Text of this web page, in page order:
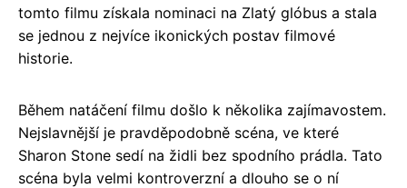
tomto filmu získala nominaci na Zlatý glóbus a stala
se jednou z nejvíce ikonických postav filmové
historie.
Během natáčení filmu došlo k několika zajímavostem.
Nejslavnější je pravděpodobně scéna, ve které
Sharon Stone sedí na židli bez spodního prádla. Tato
scéna byla velmi kontroverzní a dlouho se o ní